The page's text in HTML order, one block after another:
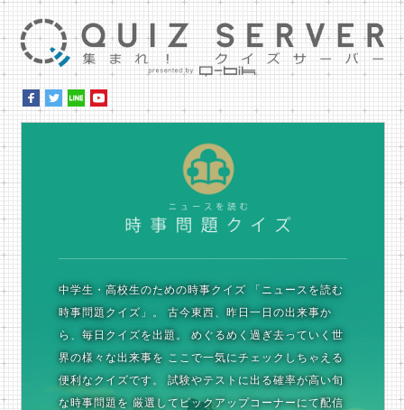
中学生・高校生のための時事クイズ 「ニュースを読む
時事問題クイズ」。
古今東西、昨日一日の出来事か
ら、毎日クイズを出題。
めぐるめく過ぎ去っていく世
界の様々な出来事を ここで一気にチェックしちゃえる
便利なクイズです。
試験やテストに出る確率が高い旬
な時事問題を 厳選してピックアップコーナーにて配信